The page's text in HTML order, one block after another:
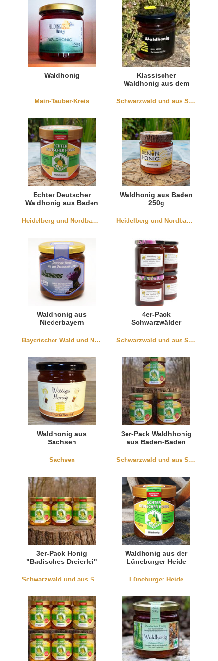
Waldhonig
Main-Tauber-Kreis
Klassischer
Waldhonig aus dem
Schwarzwald und aus Südbaden
Echter Deutscher
Waldhonig aus Baden
Heidelberg und Nordbaden
Waldhonig aus Baden
250g
Heidelberg und Nordbaden
Waldhonig aus
Niederbayern
Bayerischer Wald und Niederbayern
4er-Pack
Schwarzwälder
Schwarzwald und aus Südbaden
Waldhonig aus
Sachsen
Sachsen
3er-Pack Waldhhonig
aus Baden-Baden
Schwarzwald und aus Südbaden
3er-Pack Honig
"Badisches Dreierlei"
Schwarzwald und aus Südbaden
Waldhonig aus der
Lüneburger Heide
Lüneburger Heide